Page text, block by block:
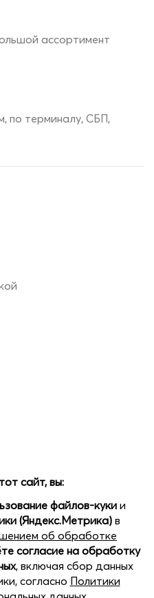
ассортимент
по терминалу, СБП,
нам